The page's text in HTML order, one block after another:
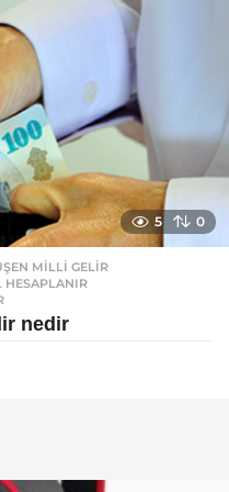
5 0
MILLI GELIR
HESAPLANIR
nedir